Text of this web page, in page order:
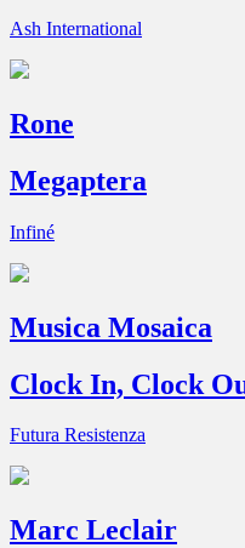
Ash International
Rone
Megaptera
Infiné
Musica Mosaica
Clock In, Clock
Futura Resistenza
Marc Leclair